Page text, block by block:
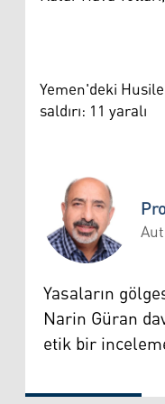
Yemen'deki
saldırı: 11 yaralı
Prof. Dr. Ümit
Yasaların
Narin Güran
etik bir